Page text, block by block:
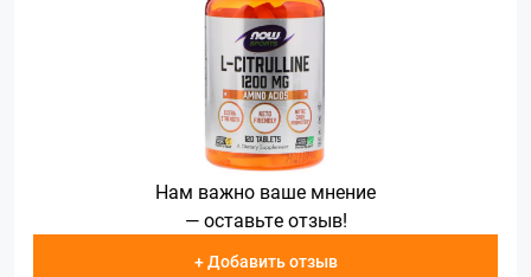
Нам важно ваше мнение
— оставьте отзыв!
+ Добавить отзыв